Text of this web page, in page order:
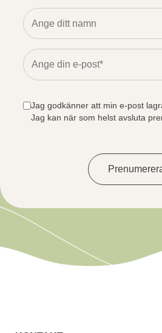
Jag godkänner att min e-post
Jag kan när som helst avsluta